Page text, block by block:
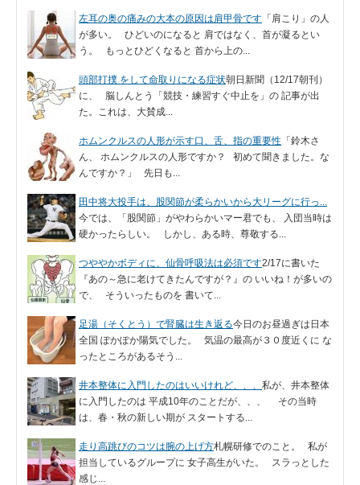
左耳の奥の痛みの大本の原因は肩甲骨です 「肩こり」の人
が多い。 ひどいのになると 肩ではなく、首が凝るとい
う。 もっとひどくなると 首から上の...
頭部打撲 をして命取りになる症状朝日新聞（12/17朝刊）
に、 脳しんとう「競技・練習すぐ中止を」の 記事が出
た。これは、大賛成...
ホムンクルスの人形が示す口、舌、指の重要性 「鈴木さ
ん、 ホムンクルスの人形ですか？ 初めて聞きました。な
んですか？」 先日も...
田中将大投手は、股関節が柔らかいから大リーグに行っ...
今では、「股関節」がやわらかいマー君でも、 入団当時は
硬かったらしい。 しかし、ある時、尊敬する...
つややかボディに、仙骨呼吸法は必須です2/17に書いた
『あの～急に老けてきたんですが？』の いいね！が多いの
で、 そういったものを 書いて...
足湯（そくとう）で腎臓は生き返る今日のお昼過ぎは日本
全国 ぽかぽか陽気でした。 気温の最高が３０度近くに な
ったところがあるそう...
井本整体に入門したのはいいけれど、、、 私が、井本整体
に入門したのは 平成10年のことだが、、、 その当時
は、春・秋の新しい期が スタートする...
走り高跳びのコツは腕の上げ方札幌研修でのこと。 私が
担当しているグループに 女子高生がいた。 スラっとした
感じ...